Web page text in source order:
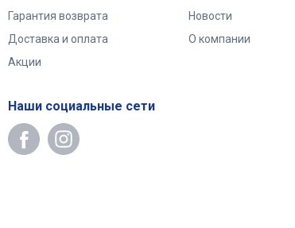
Гарантия возврата
Доставка и оплата
Акции
Новости
О компании
Наши социальные сети